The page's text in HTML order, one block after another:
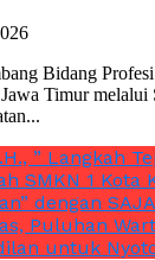
Bidang
Timur melalui
” Langkah
SMKN 1 Kota
dengan
Puluhan
untuk